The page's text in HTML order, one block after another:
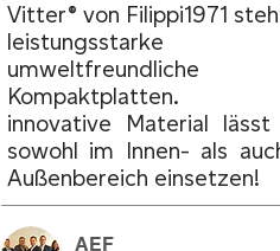
Vitter® von Filippi1971
leistungsstarke
umweltfreundliche
Kompaktplatten.
innovative Material lässt
sowohl im Innen- als
Außenbereich einsetzen!
AEF